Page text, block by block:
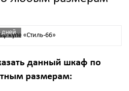
дней
данный шкаф по
размерам: